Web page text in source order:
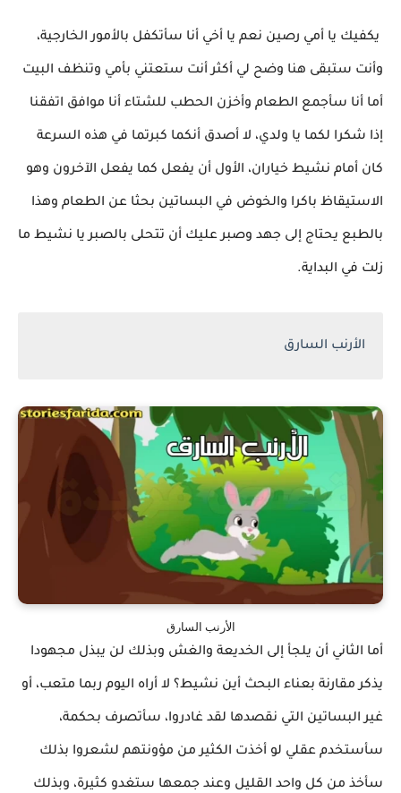
يكفيك يا أمي رصين نعم يا أخي أنا سأتكفل بالأمور الخارجية،
وأنت ستبقى هنا وضح لي أكثر أنت ستعتني بأمي وتنظف البيت
أما أنا سأجمع الطعام وأخزن الحطب للشتاء أنا موافق اتفقنا
إذا شكرا لكما يا ولدي، لا أصدق أنكما كبرتما في هذه السرعة
كان أمام نشيط خياران، الأول أن يفعل كما يفعل الآخرون وهو
الاستيقاظ باكرا والخوض في البساتين بحثا عن الطعام وهذا
بالطبع يحتاج إلى جهد وصبر عليك أن تتحلى بالصبر يا نشيط ما
زلت في البداية.
الأرنب السارق
الأرنب السارق
أما الثاني أن يلجأ إلى الخديعة والغش وبذلك لن يبذل مجهودا
يذكر مقارنة بعناء البحث أين نشيط؟ لا أراه اليوم ربما متعب، أو
غير البساتين التي نقصدها لقد غادروا، سأتصرف بحكمة،
سأستخدم عقلي لو أخذت الكثير من مؤونتهم لشعروا بذلك
سأخذ من كل واحد القليل وعند جمعها ستغدو كثيرة، وبذلك